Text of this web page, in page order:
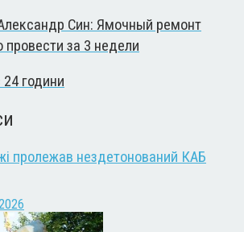
Син: Ямочный ремонт
за 3 недели
24 години
пролежав нездетонований КАБ